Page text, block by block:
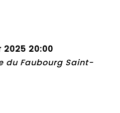
2025 20:00
du Faubourg Saint-